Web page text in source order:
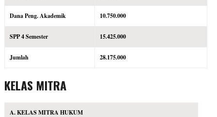
Dana Peng. Akademik 10.750.000
SPP 4 Semester 15.425.000
Jumlah 28.175.000
KELAS MITRA
A. KELAS MITRA HUKUM